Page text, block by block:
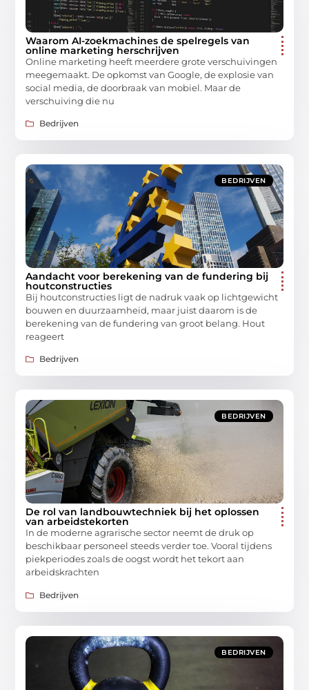
Waarom AI-zoekmachines de spelregels van
online marketing herschrijven
Online marketing heeft meerdere grote verschuivingen
meegemaakt. De opkomst van Google, de explosie van
social media, de doorbraak van mobiel. Maar de
verschuiving die nu
Bedrijven
BEDRIJVEN
Aandacht voor berekening van de fundering bij
houtconstructies
Bij houtconstructies ligt de nadruk vaak op lichtgewicht
bouwen en duurzaamheid, maar juist daarom is de
berekening van de fundering van groot belang. Hout
reageert
Bedrijven
BEDRIJVEN
De rol van landbouwtechniek bij het oplossen
van arbeidstekorten
In de moderne agrarische sector neemt de druk op
beschikbaar personeel steeds verder toe. Vooral tijdens
piekperiodes zoals de oogst wordt het tekort aan
arbeidskrachten
Bedrijven
BEDRIJVEN